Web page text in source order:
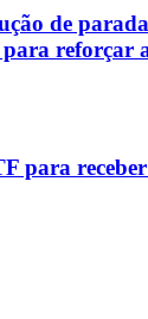
de
reforçar
para